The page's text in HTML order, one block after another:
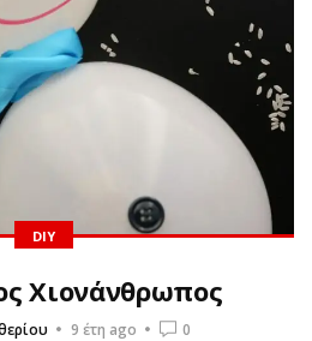
DIY
Χιονάνθρωπος
9 έτη ago 0